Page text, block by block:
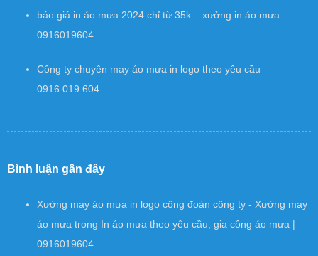
báo giá in áo mưa 2024 chỉ từ 35k – xưởng in áo mưa
0916019604
Công ty chuyên may áo mưa in logo theo yêu cầu –
0916.019.604
Bình luận gần đây
Xưởng may áo mưa in logo công đoàn công ty - Xưởng may
áo mưa trong In áo mưa theo yêu cầu, gia công áo mưa |
0916019604